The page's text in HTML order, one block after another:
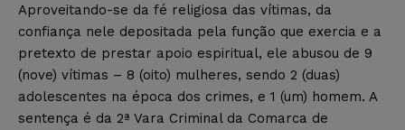
Aproveitando-se da fé religiosa das vítimas, da
confiança nele depositada pela função que exercia e a
pretexto de prestar apoio espiritual, ele abusou de 9
(nove) vítimas – 8 (oito) mulheres, sendo 2 (duas)
adolescentes na época dos crimes, e 1 (um) homem. A
sentença é da 2ª Vara Criminal da Comarca de